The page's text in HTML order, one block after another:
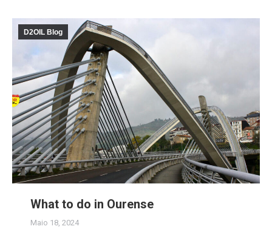
D2OIL Blog
What to do in Ourense
Maio 18, 2024